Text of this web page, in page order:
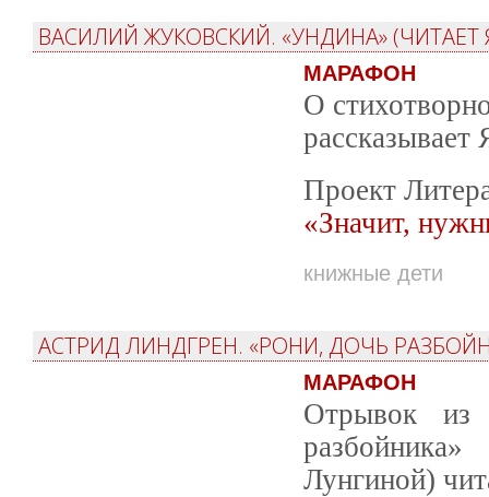
ВАСИЛИЙ ЖУКОВСКИЙ. «УНДИНА»
МАРАФОН
О
рассказывает
Проект
«Значит,
книжные дети
АСТРИД ЛИНДГРЕН. «РОНИ, ДОЧЬ
МАРАФОН
Отрывок из
Лунгиной)